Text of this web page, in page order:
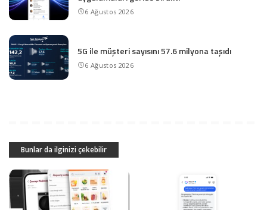
6 Ağustos 2026
5G ile müşteri sayısını 57.6 milyona taşıdı
6 Ağustos 2026
Bunlar da ilginizi çekebilir